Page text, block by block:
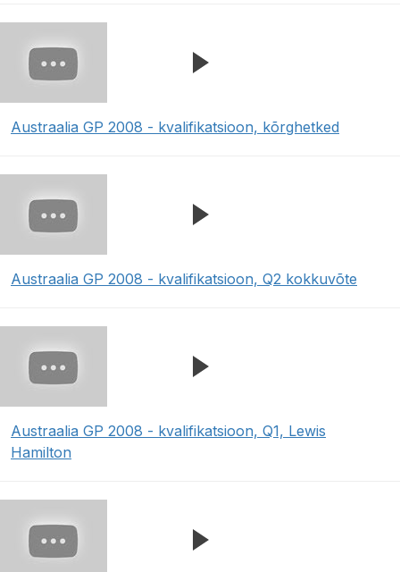
Austraalia GP 2008 - kvalifikatsioon, kõrghetked
Austraalia GP 2008 - kvalifikatsioon, Q2 kokkuvõte
Austraalia GP 2008 - kvalifikatsioon, Q1, Lewis
Hamilton